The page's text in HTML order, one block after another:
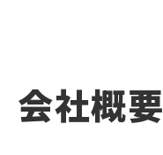
会社概要